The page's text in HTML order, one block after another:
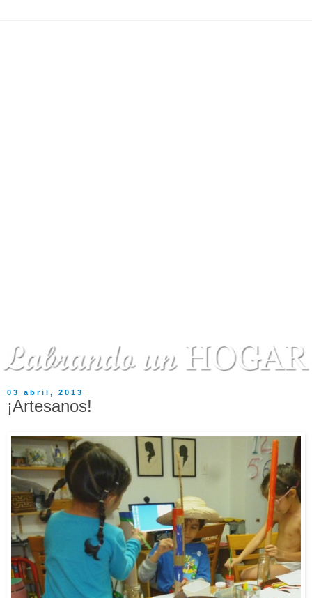
03 abril, 2013
¡Artesanos!